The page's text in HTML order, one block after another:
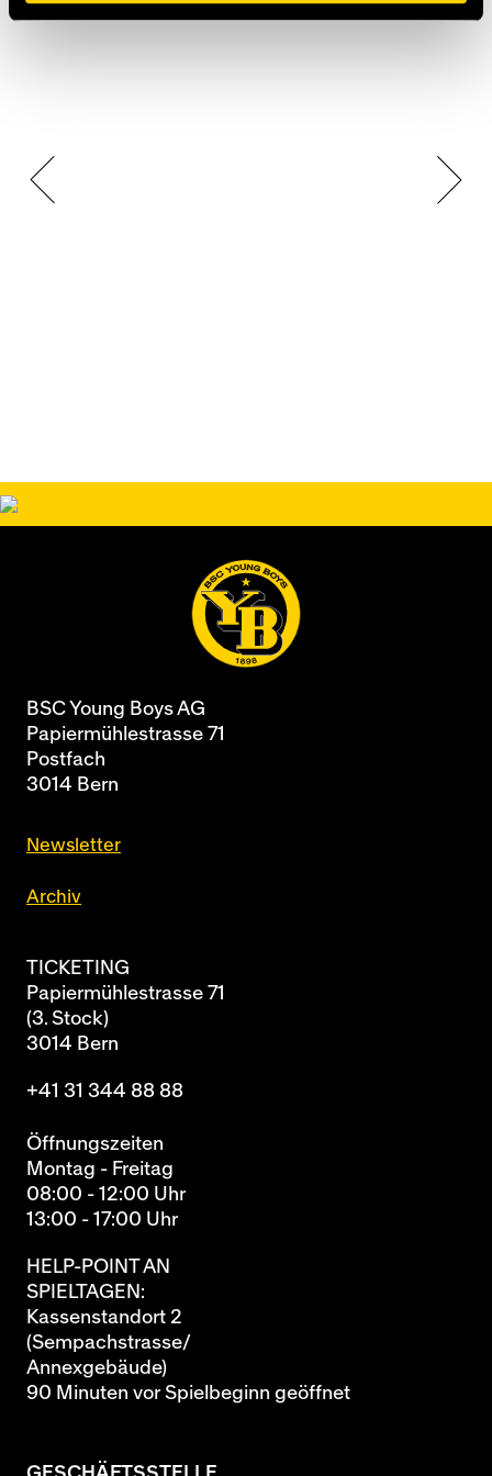
BSC Young Boys AG
Papiermühlestrasse 71
Postfach
3014 Bern
Newsletter
Archiv
TICKETING
Papiermühlestrasse 71
(3. Stock)
3014 Bern
+41 31 344 88 88
Öffnungszeiten
Montag - Freitag
08:00 - 12:00 Uhr
13:00 - 17:00 Uhr
HELP-POINT AN
SPIELTAGEN:
Kassenstandort 2
(Sempachstrasse/
Annexgebäude)
90 Minuten vor Spielbeginn geöffnet